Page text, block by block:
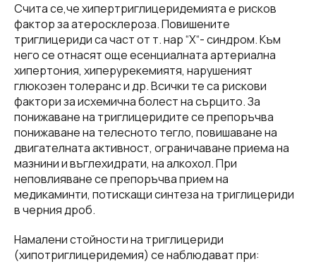
Счита се,че хипертриглицеридемията е рисков
фактор за атеросклероза. Повишените
триглицериди са част от т. нар “Х“- синдром. Към
него се отнасят още есенциалната артериална
хипертония, хиперурекемиятя, нарушеният
глюкозен толеранс и др. Всички те са рискови
фактори за исхемична болест на сърцито. За
понижаване на триглицеридите се препоръчва
понижаване на телесното тегло, повишаване на
двигателната активност, ограничаване приема на
мазнини и въглехидрати, на алкохол. При
неповлияване се препоръчва прием на
медикаминти, потискащи синтеза на триглицериди
в черния дроб.
Намалени стойности на триглицериди
(хипотриглицеридемия) се наблюдават при: